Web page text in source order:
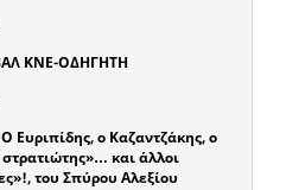
ΚΝΕ-ΟΔΗΓΗΤΗ
Ευριπίδης, ο Καζαντζάκης, ο
και άλλοι
του Σπύρου Αλεξίου